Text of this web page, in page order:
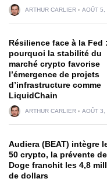
ARTHUR CARLIER AOÛT 5,
Résilience face à la Fed :
pourquoi la stabilité du
marché crypto favorise
l’émergence de projets
d’infrastructure comme
LiquidChain
ARTHUR CARLIER AOÛT 3,
Audiera (BEAT) intègre
50 crypto, la prévente
Doge franchit les 4,8
de dollars